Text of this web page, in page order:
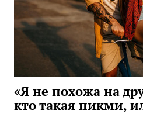
«Я не похожа на
кто такая пикми,